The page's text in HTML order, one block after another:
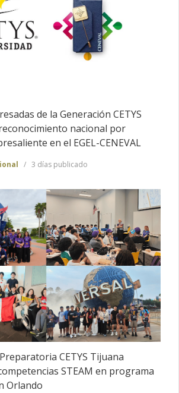
de la Generación CETYS
nacional por
en el EGEL-CENEVAL
3 días publicado
CETYS Tijuana
STEAM en programa
Orlando